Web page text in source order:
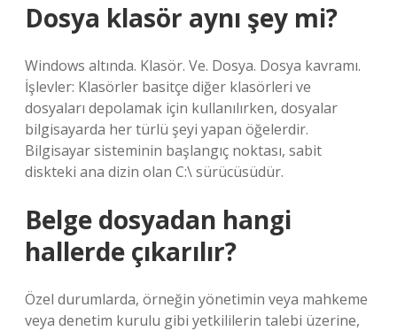
Dosya klasör aynı şey mi?
Windows altında. Klasör. Ve. Dosya. Dosya kavramı.
İşlevler: Klasörler basitçe diğer klasörleri ve
dosyaları depolamak için kullanılırken, dosyalar
bilgisayarda her türlü şeyi yapan öğelerdir.
Bilgisayar sisteminin başlangıç ​​noktası, sabit
diskteki ana dizin olan C:\ sürücüsüdür.
Belge dosyadan hangi
hallerde çıkarılır?
Özel durumlarda, örneğin yönetimin veya mahkeme
veya denetim kurulu gibi yetkililerin talebi üzerine,